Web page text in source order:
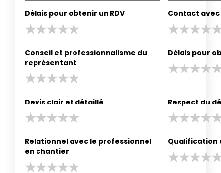
Délais pour obtenir un RDV Contact
Conseil et professionnalisme du
représentant
Délais pour
Devis clair et détaillé Respect du
Relationnel avec le professionnel
en chantier
Qualification